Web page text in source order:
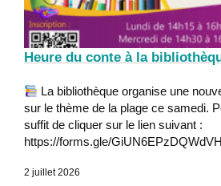
Heure du conte à la
La bibliothèque organise une
sur le thème de la plage ce samedi.
suffit de cliquer sur le lien suivant :
https://forms.gle/
2 juillet 2026